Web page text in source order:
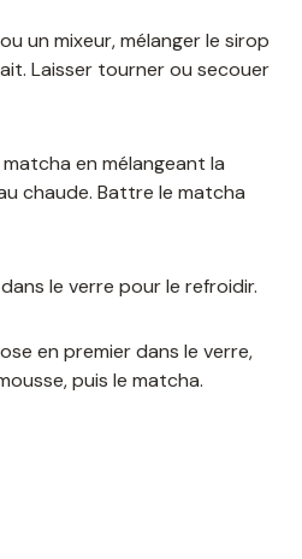
un mixeur, mélanger le sirop
Laisser tourner ou secouer
en mélangeant la
chaude. Battre le matcha
le verre pour le refroidir.
en premier dans le verre,
puis le matcha.